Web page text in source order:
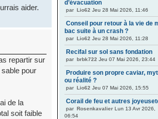
aider.
repartir sur
pour
de la
soit faible
d’évacuation
par Lio62 Jeu 28 Mai 2026, 11:46
Conseil pour retour à la vie de
bac suite à un crash ?
par Lio62 Jeu 28 Mai 2026, 11:28
Recifal sur sol sans fondation
par brbk722 Jeu 07 Mai 2026, 23:44
Produire son propre caviar,
ou réalité ?
par Lio62 Jeu 07 Mai 2026, 15:55
Corail de feu et autres
par Rosenkavalier Lun 13 Avr 2026,
06:54